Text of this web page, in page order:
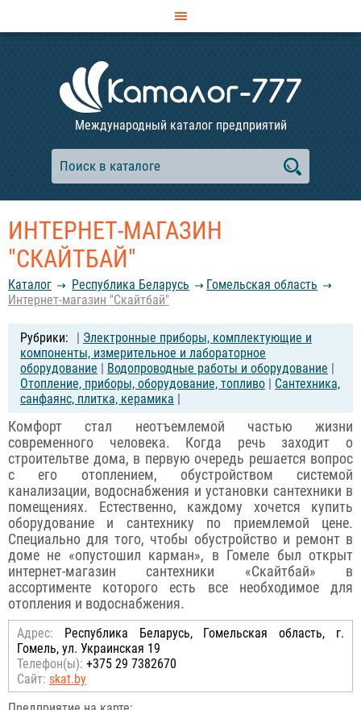
Международный каталог предприятий
ИНТЕРНЕТ-МАГАЗИН
"СКАЙТБАЙ"
Каталог Республика Беларусь
Гомельская область
Интернет-магазин "Скайтбай"
| Электронные приборы, комплектующие и
компоненты, измерительное и лабораторное
оборудование | Водопроводные работы и оборудование |
Отопление, приборы, оборудование, топливо | Сантехника,
санфаянс, плитка, керамика |
Комфорт стал неотъемлемой частью жизни
современного человека. Когда речь заходит о
строительтве дома, в первую очередь решается вопрос
с его отоплением, обустройством системой
канализации, водоснабжения и установки сантехники в
помещениях. Естественно, каждому хочется купить
оборудование и сантехнику по приемлемой цене.
Специально для того, чтобы обустройство и ремонт в
доме не «опустошил карман», в Гомеле был открыт
интернет-магазин сантехники «Скайтбай» в
ассортименте которого есть все необходимое для
отопления и водоснабжения.
Адрес: Республика Беларусь, Гомельская область, г.
Гомель, ул. Украинская 19
Телефон(ы): +375 29 7382670
Сайт: skat.by